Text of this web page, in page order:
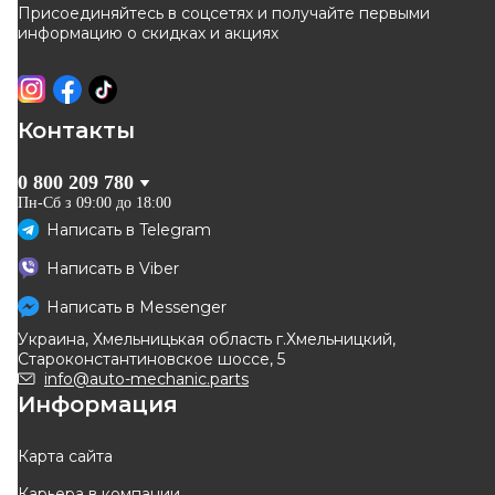
КУПИТЬ КУПИТЬ
-10 %
BOSCH
Диск тормозной (задний)
Renault Scenic II 03- (274x11)
(+ABS) (с подшипником)
Код: 0 986 479 277
4 513 грн
4 062 грн
КУПИТЬ
Отправка
4 276 грн
3 849
Присоединяйтесь в соцсетях и получайте первыми
информацию о скидках и акциях
Контакты
0 800 209 780
Пн-Сб з 09:00 до 18:00
Написать в Telegram
Написать в Viber
Написать в Messenger
Украина, Хмельницькая область г.Хмельницкий,
Староконстантиновское шоссе, 5
info@auto-mechanic.parts
Информация
Карта сайта